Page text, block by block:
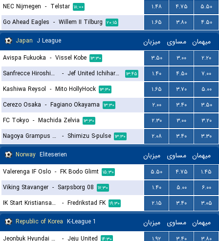
NEC Nijmegen - Telstar ۱۸:۰۰ ۱.۴۸ ۴.۷۵
۵.۵۰
Go Ahead Eagles - Willem II Tilburg ۲۰:۱۵ ۱.۶۵ ۳.۸۰
۴.۵۰
Japan J League میزبان مساوی میهمان
Avispa Fukuoka - Vissel Kobe ۱۳:۳۰ ۳.۵۰ ۳.۰۰
۲.۲۰
Sanfrecce Hiroshima
- Jef United Ichihara Chiba ۱۳:۴۵ ۱.۴۰ ۴.۵۰
۷.۰۰
Kashiwa Reysol - Mito HollyHock ۱۳:۳۰ ۱.۶۵ ۳.۷۰
۵.۰۰
Cerezo Osaka - Fagiano Okayama ۱۳:۳۰ ۲.۰۰ ۳.۴۰
۳.۵۰
FC Tokyo - Machida Zelvia ۱۳:۳۰ ۲.۳۰ ۳.۰۰
۳.۲۰
Nagoya Grampus Eight
- Shimizu S-pulse ۱۳:۳۰ ۲.۰۸ ۳.۴۰
۳.۳۰
Norway Eliteserien میزبان مساوی میهمان
Valerenga IF Oslo - FK Bodo Glimt ۱۵:۳۰ ۵.۵۰ ۴.۷۵
۱.۴۵
Viking Stavanger - Sarpsborg 08 ۱۷:۳۰ ۱.۴۰ ۵.۰۰
۶.۰۰
IK Start Kristiansand
- Fredrikstad FK ۱۹:۳۰ ۲.۱۵ ۳.۴۰
۳.۰۵
Republic of Korea K-League 1 میزبان مساوی میهمان
Jeonbuk Hyundai Motors FC - Jeju United ۱۴:۳۰ ۱.۹۲ ۳.۴۰ ۳.۸۰